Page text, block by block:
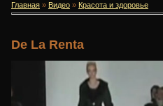
Главная » Видео » Красота и здоровье
De La Renta